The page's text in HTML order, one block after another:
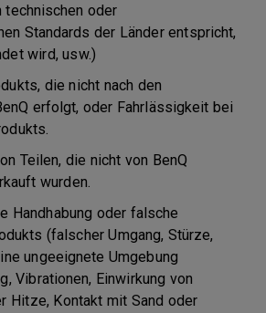
oder
Standards der Länder entspricht,
wird, usw.)
die nicht nach den
erfolgt, oder Fahrlässigkeit bei
Teilen, die nicht von BenQ
wurden.
Handhabung oder falsche
(falscher Umgang, Stürze,
ungeeignete Umgebung
Vibrationen, Einwirkung von
Hitze, Kontakt mit Sand oder